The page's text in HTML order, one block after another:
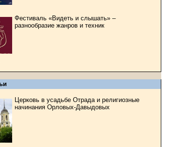
Фестиваль «Видеть и слышать» –
разнообразие жанров и техник
Церковь в усадьбе Отрада и религиозные
начинания Орловых-Давыдовых